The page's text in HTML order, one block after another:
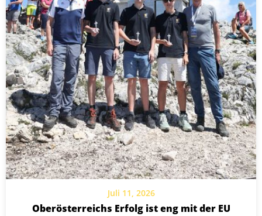
Juli 11, 2026
Oberösterreichs Erfolg ist eng mit der EU